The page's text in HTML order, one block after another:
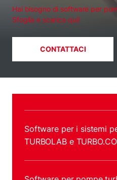
Hai bisogno di software per
Sfoglia e scarica qui!
CONTATTACI
Software per i sistemi
TURBOLAB e